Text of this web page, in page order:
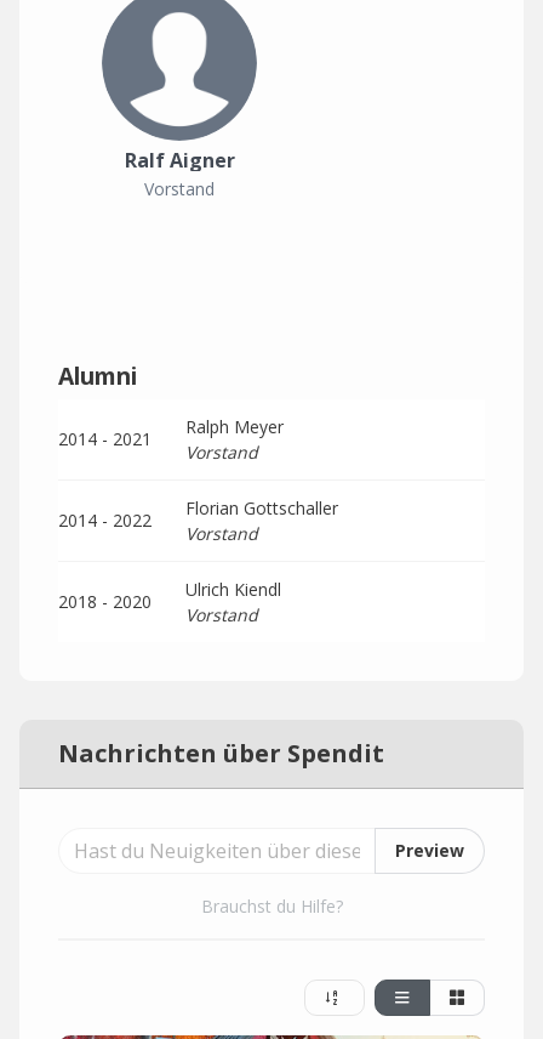
Ralf Aigner
Vorstand
Alumni
2014 - 2021
Ralph Meyer
Vorstand
2014 - 2022
Florian Gottschaller
Vorstand
2018 - 2020
Ulrich Kiendl
Vorstand
Nachrichten über Spendit
Preview
Brauchst du Hilfe?